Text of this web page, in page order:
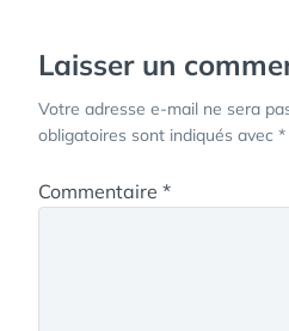
Laisser un
Votre adresse e-mail ne sera
obligatoires sont indiqués avec *
Commentaire *